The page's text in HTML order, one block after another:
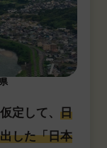
定して、 日
した「日本